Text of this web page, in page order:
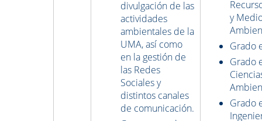
divulgación de las
actividades
ambientales de la
UMA, así como
en la gestión de
las Redes
Sociales y
distintos canales
de comunicación.
y
Grado
Grado
Grado